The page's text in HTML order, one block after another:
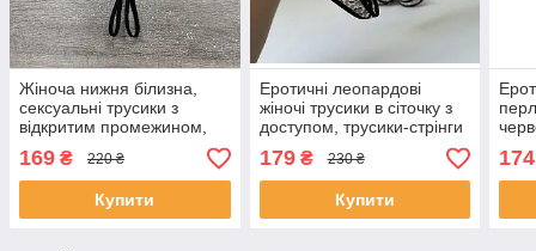
Жіноча нижня білизна,
сексуальні трусики з
відкритим промежином,
чорні еротичні мереживні
трусики-стрінги M
169 ₴ 220 ₴
Купити
Еротичні леопардові
жіночі трусики в сіточку з
доступом, трусики-стрінги
сексуальна спідня білизна
L
179₴ 230 ₴
Купити
174